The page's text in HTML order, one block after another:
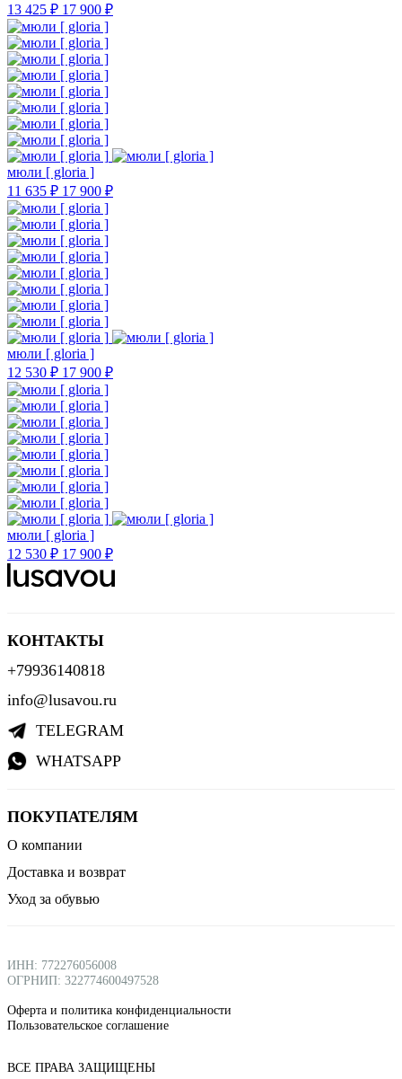
13 425 ₽ 17 900 ₽
мюли [ gloria ]
11 635 ₽ 17 900 ₽
мюли [ gloria ]
12 530 ₽ 17 900 ₽
мюли [ gloria ]
12 530 ₽ 17 900 ₽
ПОКУПАТЕЛЯМ
О компании
Доставка и возврат
Уход за обувью
КОНТАКТЫ
+79936140818
info@lusavou.ru
TELEGRAM
WHATSAPP
ИНН: 772276056008
ОГРНИП: 322774600497528
Оферта и политика конфиденциальности
Пользовательское соглашение
ВСЕ ПРАВА ЗАЩИЩЕНЫ